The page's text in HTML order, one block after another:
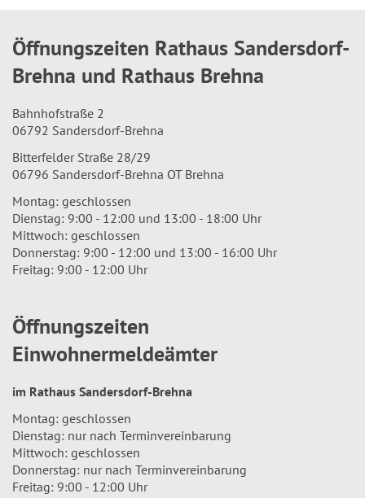
Öffnungszeiten Rathaus Sandersdorf-
Brehna und Rathaus Brehna
Bahnhofstraße 2
06792 Sandersdorf-Brehna
Bitterfelder Straße 28/29
06796 Sandersdorf-Brehna OT Brehna
Montag: geschlossen
Dienstag: 9:00 - 12:00 und 13:00 - 18:00 Uhr
Mittwoch: geschlossen
Donnerstag: 9:00 - 12:00 und 13:00 - 16:00 Uhr
Freitag: 9:00 - 12:00 Uhr
Öffnungszeiten
Einwohnermeldeämter
im Rathaus Sandersdorf-Brehna
Montag: geschlossen
Dienstag: nur nach Terminvereinbarung
Mittwoch: geschlossen
Donnerstag: nur nach Terminvereinbarung
Freitag: 9:00 - 12:00 Uhr